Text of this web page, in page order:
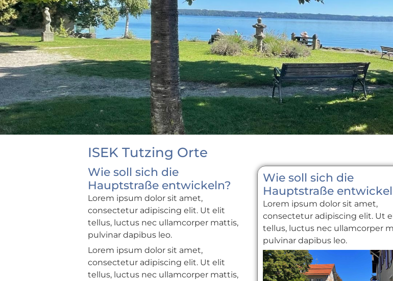
ISEK Tutzing Orte
Wie soll sich die
Hauptstraße entwickeln?
Lorem ipsum dolor sit amet,
consectetur adipiscing elit. Ut elit
tellus, luctus nec ullamcorper mattis,
pulvinar dapibus leo.
Lorem ipsum dolor sit amet,
consectetur adipiscing elit. Ut elit
tellus, luctus nec ullamcorper mattis,
Wie soll sich die
Hauptstraße
Lorem ipsum dolor sit amet,
consectetur adipiscing elit. Ut
tellus, luctus nec ullamcorper
pulvinar dapibus leo.